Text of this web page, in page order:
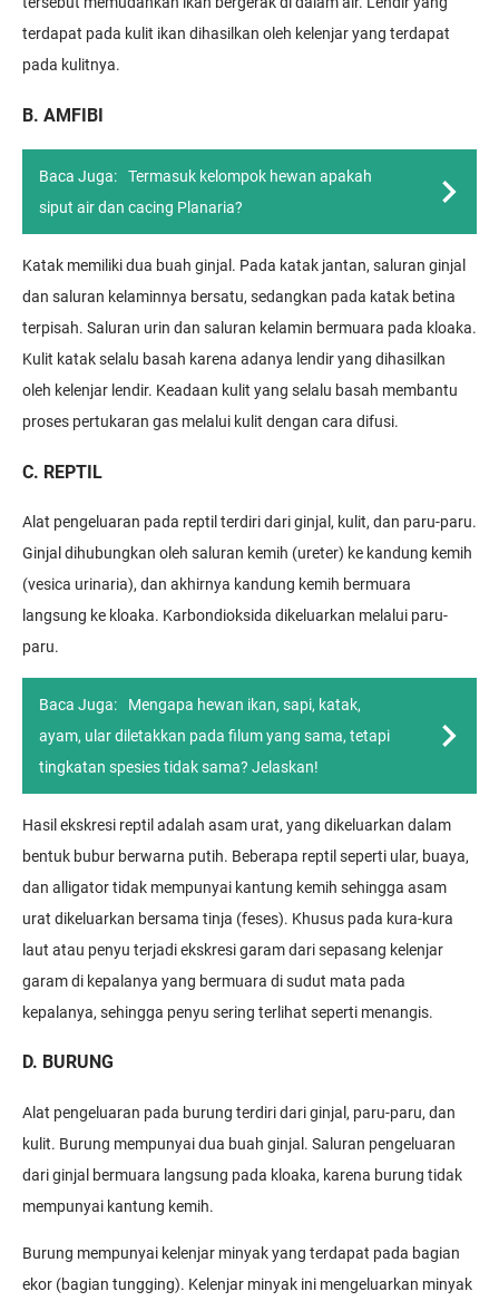
terdapat pada kulit ikan dihasilkan oleh kelenjar yang terdapat
pada kulitnya.
B. AMFIBI
Baca Juga:
Termasuk kelompok hewan apakah
siput air dan cacing Planaria?
Katak memiliki dua buah ginjal. Pada katak jantan, saluran ginjal
dan saluran kelaminnya bersatu, sedangkan pada katak betina
terpisah. Saluran urin dan saluran kelamin bermuara pada kloaka.
Kulit katak selalu basah karena adanya lendir yang dihasilkan
oleh kelenjar lendir. Keadaan kulit yang selalu basah membantu
proses pertukaran gas melalui kulit dengan cara difusi.
C. REPTIL
Alat pengeluaran pada reptil terdiri dari ginjal, kulit, dan paru-paru.
Ginjal dihubungkan oleh saluran kemih (ureter) ke kandung kemih
(vesica urinaria), dan akhirnya kandung kemih bermuara
langsung ke kloaka. Karbondioksida dikeluarkan melalui paru-
paru.
Baca Juga:
Mengapa hewan ikan, sapi, katak,
ayam, ular diletakkan pada filum yang sama, tetapi
tingkatan spesies tidak sama? Jelaskan!
Hasil ekskresi reptil adalah asam urat, yang dikeluarkan dalam
bentuk bubur berwarna putih. Beberapa reptil seperti ular, buaya,
dan alligator tidak mempunyai kantung kemih sehingga asam
urat dikeluarkan bersama tinja (feses). Khusus pada kura-kura
laut atau penyu terjadi ekskresi garam dari sepasang kelenjar
garam di kepalanya yang bermuara di sudut mata pada
kepalanya, sehingga penyu sering terlihat seperti menangis.
D. BURUNG
Alat pengeluaran pada burung terdiri dari ginjal, paru-paru, dan
kulit. Burung mempunyai dua buah ginjal. Saluran pengeluaran
dari ginjal bermuara langsung pada kloaka, karena burung tidak
mempunyai kantung kemih.
Burung mempunyai kelenjar minyak yang terdapat pada bagian
ekor (bagian tungging). Kelenjar minyak ini mengeluarkan minyak